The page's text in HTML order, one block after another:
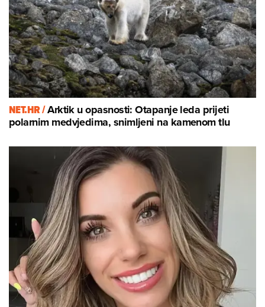
NET.HR /Arktik u opasnosti: Otapanje leda prijeti
polarnim medvjedima, snimljeni na kamenom tlu